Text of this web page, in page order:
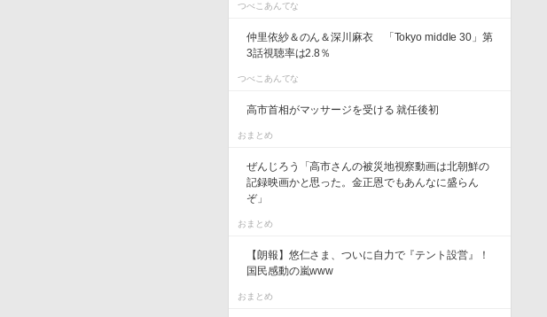
つべこあんてな
仲里依紗＆のん＆深川麻衣 「Tokyo middle 30」第
3話視聴率は2.8％
つべこあんてな
高市首相がマッサージを受ける 就任後初
おまとめ
ぜんじろう「高市さんの被災地視察動画は北朝鮮の
記録映画かと思った。金正恩でもあんなに盛らん
ぞ」
おまとめ
【朗報】悠仁さま、ついに自力で『テント設営』！
国民感動の嵐www
おまとめ